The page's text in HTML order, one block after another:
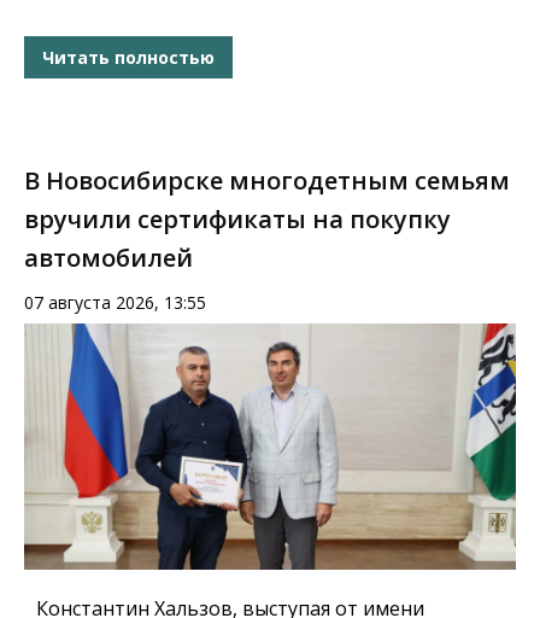
Читать полностью
В Новосибирске многодетным семьям
вручили сертификаты на покупку
автомобилей
07 августа 2026, 13:55
Константин Хальзов, выступая от имени